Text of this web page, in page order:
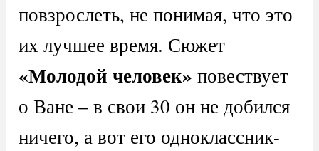
повзрослеть, не понимая, что это
их лучшее время. Сюжет
«Молодой человек» повествует
о Ване – в свои 30 он не добился
ничего, а вот его одноклассник-